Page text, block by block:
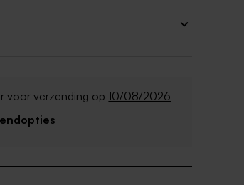
voor verzending op10/08/2026